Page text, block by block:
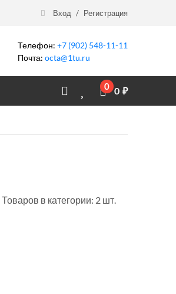
Вход / Регистрация
Телефон: +7 (902) 548-11-11
Почта: octa@1tu.ru
0 0 ₽
Товаров в категории: 2 шт.